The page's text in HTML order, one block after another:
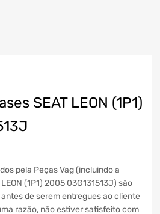
SEAT LEON (1P1)
pela Peças Vag (incluindo a
(1P1) 2005 03G131513J) são
de serem entregues ao cliente
razão, não estiver satisfeito com